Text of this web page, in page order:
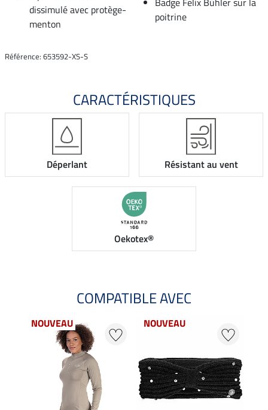
dissimulé avec protège-
menton
poitrine
Référence: 653592-XS-S
CARACTÉRISTIQUES
Déperlant Résistant au vent
Oekotex®
COMPATIBLE AVEC
NOUVEAU NOUVEAU